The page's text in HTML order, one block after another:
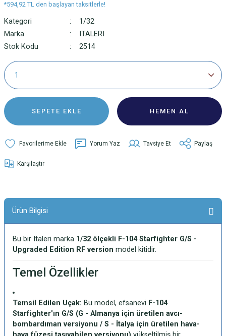
*594,92 TL den başlayan taksitlerle!
Kategori
1/32
Marka
ITALERI
Stok Kodu
2514
SEPETE EKLE HEMEN AL
Yorum Yaz Tavsiye Et Paylaş
Karşılaştır
Ürün Bilgisi
Bu bir Italeri marka 1/32 ölçekli F-104 Starfighter G/S -
Upgraded Edition RF version model kitidir.
Temel Özellikler
Temsil Edilen Uçak: Bu model, efsanevi F-104
Starfighter'ın G/S (G - Almanya için üretilen avcı-
bombardıman versiyonu / S - İtalya için üretilen hava-